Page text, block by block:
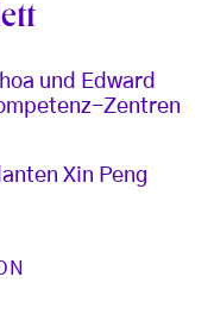
und Edward
Zentren
Xin Peng